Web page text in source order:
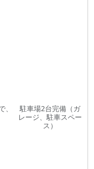
駐車場2台完備（ガ
レージ、駐車スペー
ス）